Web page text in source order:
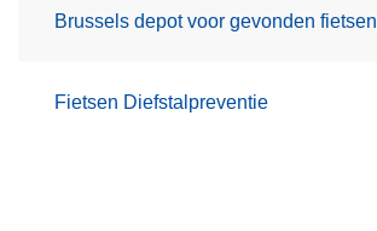
Brussels depot voor gevonden fietsen
Fietsen Diefstalpreventie